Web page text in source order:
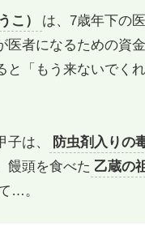
こ） は、7歳年下の
医者になるための資
と「もう来ないでく
は、 防虫剤入りの
饅頭を食べた 乙蔵の
…。